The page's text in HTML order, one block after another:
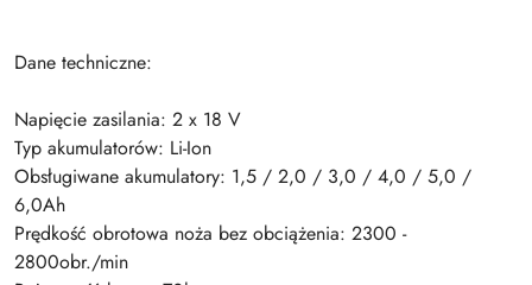
Dane techniczne:
Napięcie zasilania: 2 x 18 V
Typ akumulatorów: Li-Ion
Obsługiwane akumulatory: 1,5 / 2,0 / 3,0 / 4,0 / 5,0 /
6,0Ah
Prędkość obrotowa noża bez obciążenia: 2300 -
2800obr./min